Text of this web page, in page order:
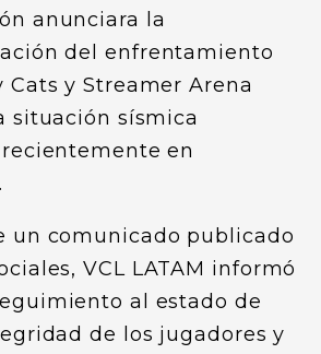
anunciara la
del enfrentamiento
Cats y Streamer Arena
situación sísmica
en
un comunicado publicado
VCL LATAM informó
al estado de
de los jugadores y